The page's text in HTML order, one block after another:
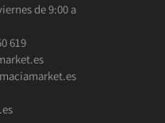
de 9:00 a
619